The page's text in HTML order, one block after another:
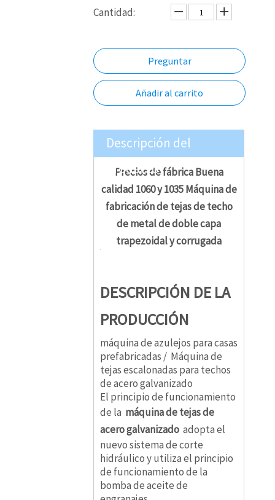
Cantidad:
Preguntar
Añadir al carrito
Descripción del
Producto
Precios de fábrica Buena
calidad 1060 y 1035 Máquina de
fabricación de tejas de techo
de metal de doble capa
trapezoidal y corrugada
DESCRIPCIÓN DE LA
PRODUCCIÓN
máquina de azulejos para casas
prefabricadas / Máquina de
tejas escalonadas para techos
de acero galvanizado
El principio de funcionamiento
de la máquina de tejas de
acero galvanizado adopta el
nuevo sistema de corte
hidráulico y utiliza el principio
de funcionamiento de la
bomba de aceite de